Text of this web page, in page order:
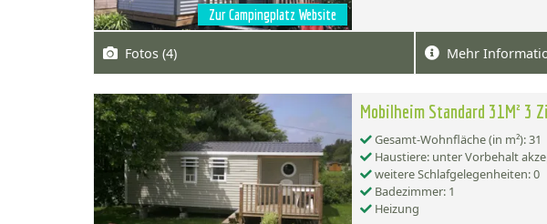
Zur Campingplatz Website
Fotos (4) Mehr
Mobilheim Standard 31M² 3
Gesamt-Wohnfläche (in m²): 31
Haustiere: unter Vorbehalt
weitere Schlafgelegenheiten: 0
Badezimmer: 1
Heizung